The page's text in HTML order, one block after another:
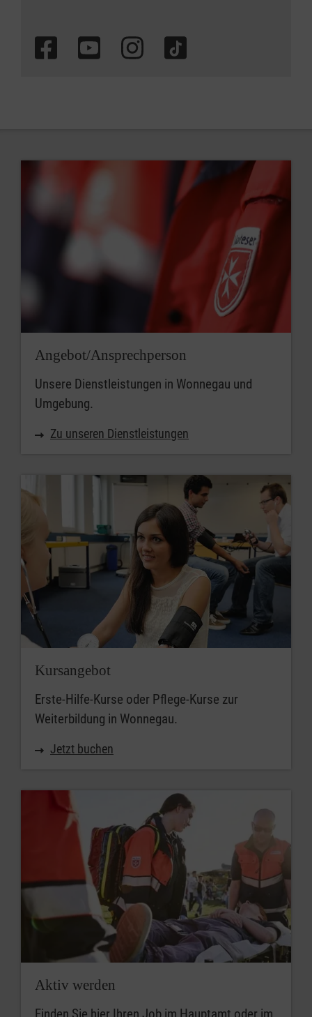
Angebot/Ansprechperson
Unsere Dienstleistungen in Wonnegau und
Umgebung.
Zu unseren Dienstleistungen
Kursangebot
Erste-Hilfe-Kurse oder Pflege-Kurse zur
Weiterbildung in Wonnegau.
Jetzt buchen
Aktiv werden